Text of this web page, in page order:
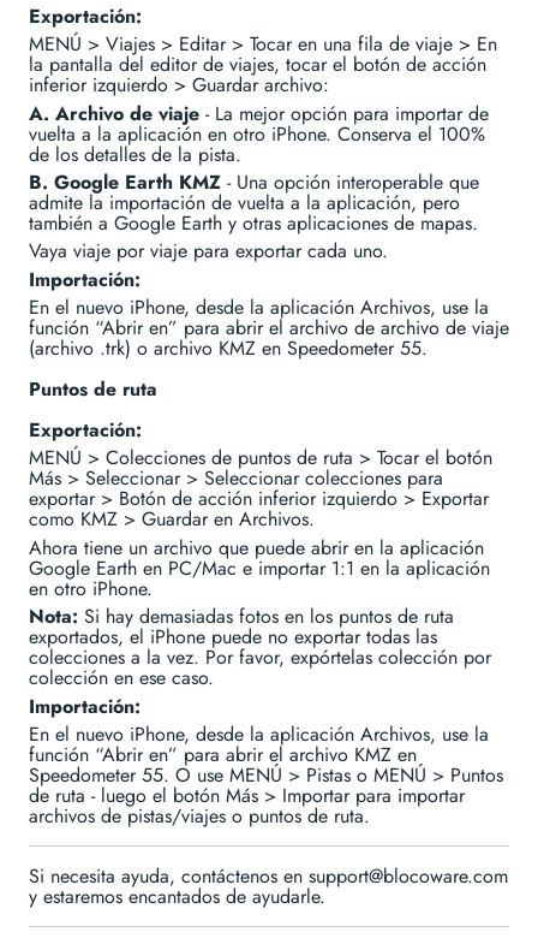
Exportación:
MENÚ > Viajes > Editar > Tocar en una fila de viaje > En
la pantalla del editor de viajes, tocar el botón de acción
inferior izquierdo > Guardar archivo:
A. Archivo de viaje - La mejor opción para importar de
vuelta a la aplicación en otro iPhone. Conserva el 100%
de los detalles de la pista.
B. Google Earth KMZ - Una opción interoperable que
admite la importación de vuelta a la aplicación, pero
también a Google Earth y otras aplicaciones de mapas.
Vaya viaje por viaje para exportar cada uno.
Importación:
En el nuevo iPhone, desde la aplicación Archivos, use la
función “Abrir en” para abrir el archivo de archivo de viaje
(archivo .trk) o archivo KMZ en Speedometer 55.
Puntos de ruta
Exportación:
MENÚ > Colecciones de puntos de ruta > Tocar el botón
Más > Seleccionar > Seleccionar colecciones para
exportar > Botón de acción inferior izquierdo > Exportar
como KMZ > Guardar en Archivos.
Ahora tiene un archivo que puede abrir en la aplicación
Google Earth en PC/Mac e importar 1:1 en la aplicación
en otro iPhone.
Nota: Si hay demasiadas fotos en los puntos de ruta
exportados, el iPhone puede no exportar todas las
colecciones a la vez. Por favor, expórtelas colección por
colección en ese caso.
Importación:
En el nuevo iPhone, desde la aplicación Archivos, use la
función “Abrir en” para abrir el archivo KMZ en
Speedometer 55. O use MENÚ > Pistas o MENÚ > Puntos
de ruta - luego el botón Más > Importar para importar
archivos de pistas/viajes o puntos de ruta.
Si necesita ayuda, contáctenos en support@blocoware.com
y estaremos encantados de ayudarle.